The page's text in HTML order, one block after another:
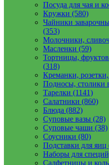
Посуда для чая и
Кружки (580)
Чайники
(353)
Молочники,
Масленки (59)
Тортницы,
(318)
Креманки,
Подносы, столики
Тарелки (1141)
Салатники (860)
Блюда (882)
Суповые вазы (28)
Суповые чаши (38)
Соусники (80)
Подставки для
Наборы для
Салфетницы и